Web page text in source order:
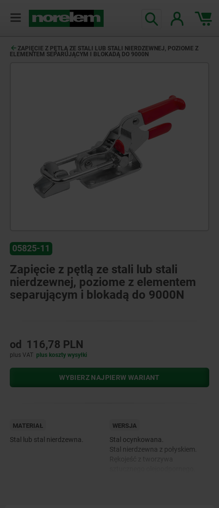
ZAPIĘCIE Z PĘTLĄ ZE STALI LUB STALI NIERDZEWNEJ, POZIOME Z
ELEMENTEM SEPARUJĄCYM I BLOKADĄ DO 9000N
05825-11
Zapięcie z pętlą ze stali lub stali
nierdzewnej, poziome z elementem
separującym i blokadą do 9000N
od 116,78 PLN
plus VAT plus koszty wysyłki
WYBIERZ NAJPIERW WARIANT
MATERIAŁ
Stal lub stal nierdzewna.
WERSJA
Stal ocynkowana.
Stal nierdzewna z połyskiem.